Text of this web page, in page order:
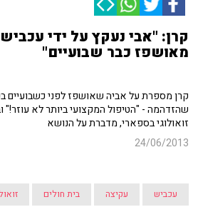
קרן: "אבי נעקץ על ידי
מאושפז כבר שבועיים"
קרן מספרת על אביה שאושפז לפני כשבועיים
שהזדהמה - "הטיפול המקצועי ביותר לא עוזר!"
זואולוגי בספארי, מדברת על הנושא
24/06/2013
עכביש עקיצה בית חולים